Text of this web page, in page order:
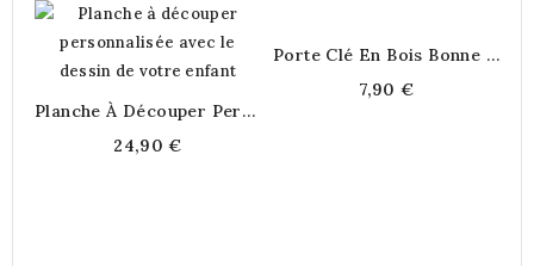
Planche À Découper Personnalisée...
24,90 €
Porte Clé En Bois Bonne Fête Mamie
7,90 €